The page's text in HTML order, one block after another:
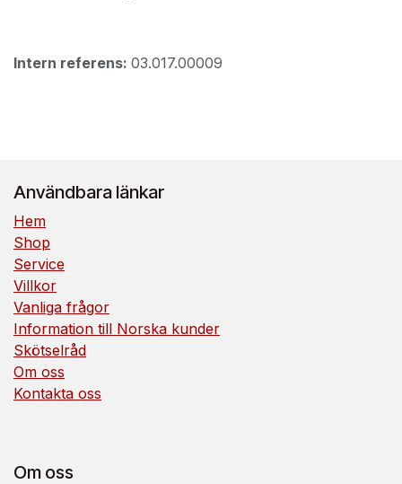
Intern referens: 03.017.00009
Användbara länkar
Hem
Shop
Service
Villkor
Vanliga frågor
Information till Norska kunder
Skötselråd
Om oss
Kontakta oss
Om oss